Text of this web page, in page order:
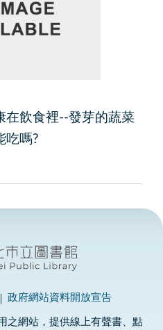
在飲食裡--發芽的蔬菜
吃嗎?
政府網站資料開放宣告
之網站，提供線上有聲書、點